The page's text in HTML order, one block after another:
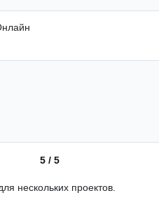
5 / 5
нескольких проектов.